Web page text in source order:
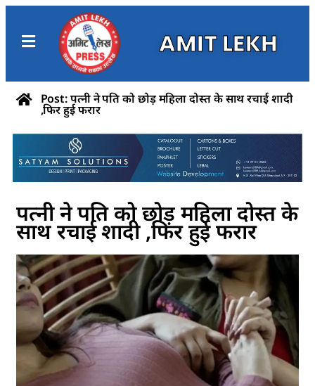
AMIT LEKH
Post: पत्नी ने पति को छोड़ महिला दोस्त के साथ रचाई शादी
,फिर हुई फरार
पत्नी ने पति को छोड़ महिला दोस्त के
साथ रचाई शादी ,फिर हुई फरार